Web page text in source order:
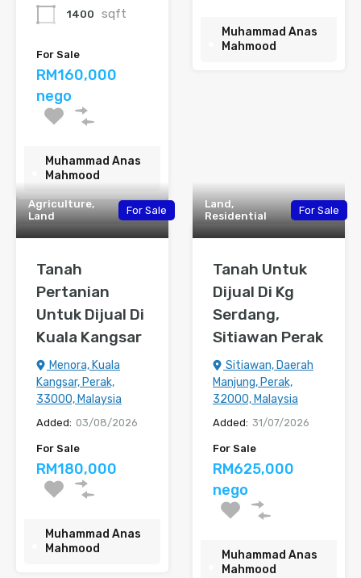
1400 sqft
For Sale
RM160,000
nego
Muhammad Anas
Mahmood
Muhammad Anas
Mahmood
Agriculture,
Land
For Sale
Tanah
Pertanian
Untuk Dijual Di
Kuala Kangsar
Menora, Kuala
Kangsar, Perak,
33000, Malaysia
Added: 03/08/2026
For Sale
RM180,000
Muhammad Anas
Mahmood
Land,
Residential
For Sale
Tanah Untuk
Dijual Di Kg
Serdang,
Sitiawan Perak
Sitiawan, Daerah
Manjung, Perak,
32000, Malaysia
Added: 31/07/2026
For Sale
RM625,000
nego
Muhammad Anas
Mahmood